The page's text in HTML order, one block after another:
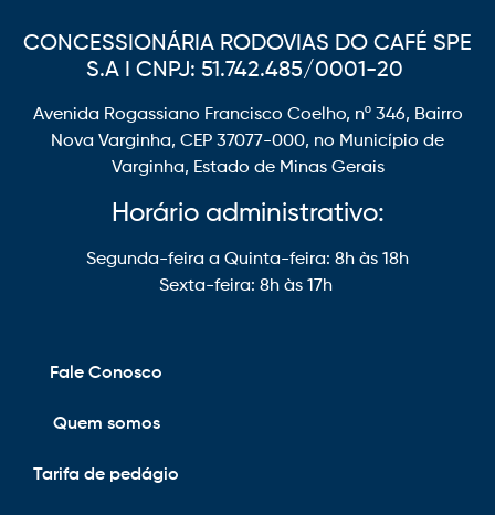
CONCESSIONÁRIA RODOVIAS DO CAFÉ SPE
S.A I CNPJ: 51.742.485/0001-20
Avenida Rogassiano Francisco Coelho, nº 346, Bairro
Nova Varginha, CEP 37077-000, no Município de
Varginha, Estado de Minas Gerais
Horário administrativo:
Segunda-feira a Quinta-feira: 8h às 18h
Sexta-feira: 8h às 17h
Fale Conosco
Quem somos
Tarifa de pedágio